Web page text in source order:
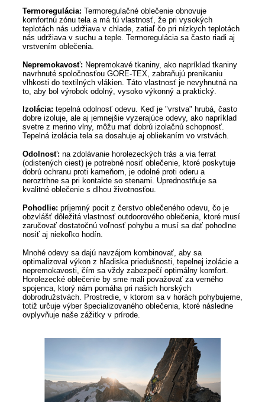
Termoregulácia: Termoregulačné oblečenie obnovuje
komfortnú zónu tela a má tú vlastnosť, že pri vysokých
teplotách nás udržiava v chlade, zatiaľ čo pri nízkych teplotách
nás udržiava v suchu a teple. Termoregulácia sa často riadi aj
vrstvením oblečenia.
Nepremokavosť: Nepremokavé tkaniny, ako napríklad tkaniny
navrhnuté spoločnosťou GORE-TEX, zabraňujú prenikaniu
vlhkosti do textilných vlákien. Táto vlastnosť je nevyhnutná na
to, aby bol výrobok odolný, vysoko výkonný a praktický.
Izolácia: tepelná odolnosť odevu. Keď je "vrstva" hrubá, často
dobre izoluje, ale aj jemnejšie vyzerajúce odevy, ako napríklad
svetre z merino vlny, môžu mať dobrú izolačnú schopnosť.
Tepelná izolácia tela sa dosahuje aj obliekaním vo vrstvách.
Odolnosť: na zdolávanie horolezeckých trás a via ferrat
(odistených ciest) je potrebné nosiť oblečenie, ktoré poskytuje
dobrú ochranu proti kameňom, je odolné proti oderu a
neroztrhne sa pri kontakte so stenami. Uprednostňuje sa
kvalitné oblečenie s dlhou životnosťou.
Pohodlie: príjemný pocit z čerstvo oblečeného odevu, čo je
obzvlášť dôležitá vlastnosť outdoorového oblečenia, ktoré musí
zaručovať dostatočnú voľnosť pohybu a musí sa dať pohodlne
nosiť aj niekoľko hodín.
Mnohé odevy sa dajú navzájom kombinovať, aby sa
optimalizoval výkon z hľadiska priedušnosti, tepelnej izolácie a
nepremokavosti, čím sa vždy zabezpečí optimálny komfort.
Horolezecké oblečenie by sme mali považovať za verného
spojenca, ktorý nám pomáha pri našich horských
dobrodružstvách. Prostredie, v ktorom sa v horách pohybujeme,
totiž určuje výber špecializovaného oblečenia, ktoré následne
ovplyvňuje naše zážitky v prírode.